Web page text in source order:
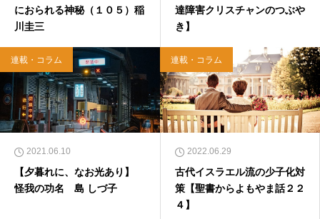
におられる神秘（１０５）稲
川圭三
達障害クリスチャンのつぶや
き】
連載・コラム
2021.06.10
【夕暮れに、なお光あり】
怪我の功名 島 しづ子
連載・コラム
2022.06.29
古代イスラエル流の少子化対
策【聖書からよもやま話２２
４】